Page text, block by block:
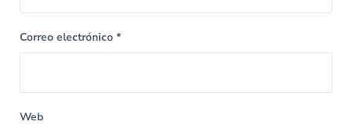
Correo electrónico *
Web